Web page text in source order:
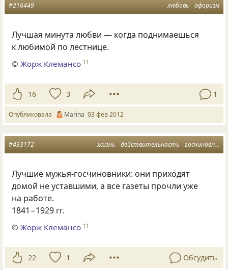
любовь афоризм
#216449
Лучшая минута любви — когда поднимаешься
к любимой по лестнице.
©Жорж Клемансо 11
16 3 1
Опубликовала Мarina 03 фев 2012
жизнь действительность госчиновники
#433172
Лучшие мужья-госчиновники: они приходят
домой не уставшими, а все газеты прочли уже
на работе.
1841−1929 гг.
©Жорж Клемансо 11
22 1 Обсудить